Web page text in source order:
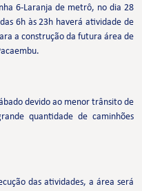
6-Laranja de metrô, no dia 28
6h às 23h haverá atividade de
a construção da futura área de
devido ao menor trânsito de
quantidade de caminhões
das atividades, a área será